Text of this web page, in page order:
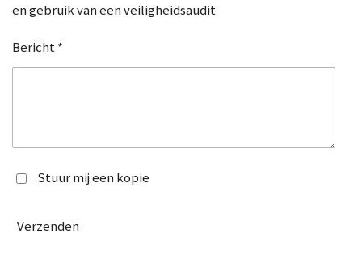
en gebruik van een veiligheidsaudit
Bericht *
Stuur mij een kopie
Verzenden